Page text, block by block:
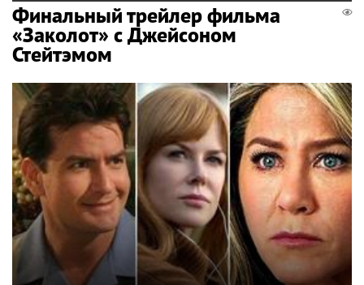
Финальный трейлер фильма
«Заколот» с Джейсоном
Стейтэмом